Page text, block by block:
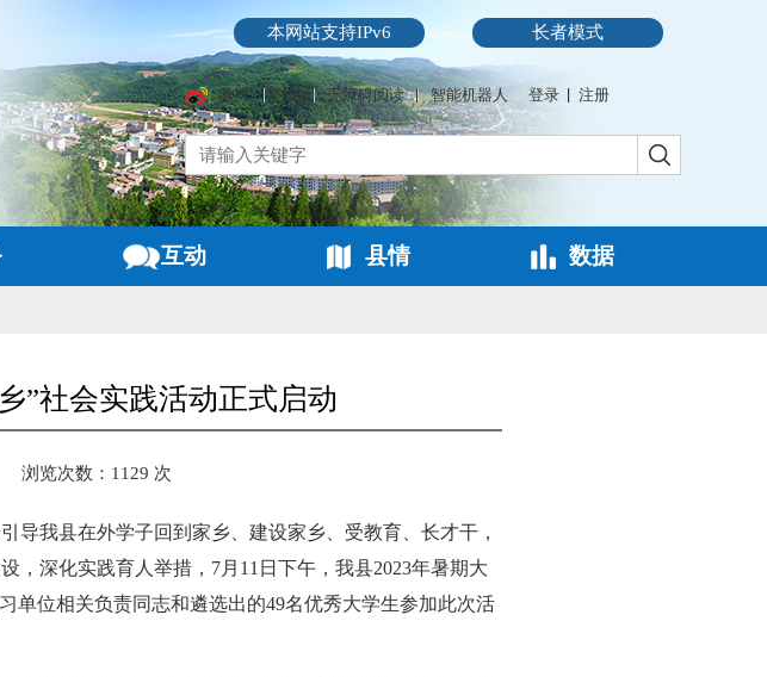
本网站支持IPv6 长者模式
微博 繁體版 无障碍阅读 智能机器人 登录 注册
互动 县情 数据
”社会实践活动正式启动
浏览次数：1129 次
导我县在外学子回到家乡、建设家乡、受教育、长才干，
，深化实践育人举措，7月11日下午，我县2023年暑期大
单位相关负责同志和遴选出的49名优秀大学生参加此次活